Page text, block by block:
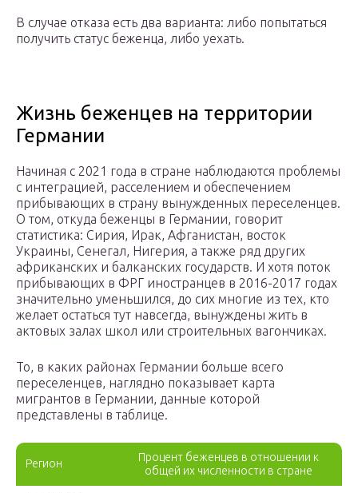
В случае отказа есть два варианта: либо попытаться
получить статус беженца, либо уехать.
Жизнь беженцев на территории
Германии
Начиная с 2021 года в стране наблюдаются проблемы
с интеграцией, расселением и обеспечением
прибывающих в страну вынужденных переселенцев.
О том, откуда беженцы в Германии, говорит
статистика: Сирия, Ирак, Афганистан, восток
Украины, Сенегал, Нигерия, а также ряд других
африканских и балканских государств. И хотя поток
прибывающих в ФРГ иностранцев в 2016-2017 годах
значительно уменьшился, до сих многие из тех, кто
желает остаться тут навсегда, вынуждены жить в
актовых залах школ или строительных вагончиках.
То, в каких районах Германии больше всего
переселенцев, наглядно показывает карта
мигрантов в Германии, данные которой
представлены в таблице.
Регион
Процент беженцев в отношении к
общей их численности в стране